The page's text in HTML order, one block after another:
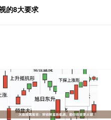
的8大要求